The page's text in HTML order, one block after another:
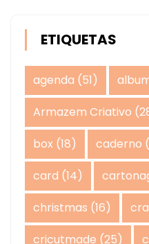
ETIQUETAS
agenda (51)
Armazem Criativo
box (18) caderno
card (14)
christmas (16)
cricutmade (25)